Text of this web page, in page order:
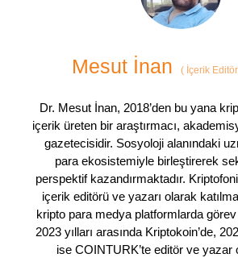
Mesut İnan ( İçerik
Dr. Mesut İnan, 2018’den bu yana
içerik üreten bir araştırmacı,
gazetecisidir. Sosyoloji alanındaki
para ekosistemiyle birleştirerek
perspektif kazandırmaktadır.
içerik editörü ve yazarı olarak
kripto para medya platformlarda
2023 yılları arasında Kriptokoin’de,
ise COINTURK’te editör ve yazar